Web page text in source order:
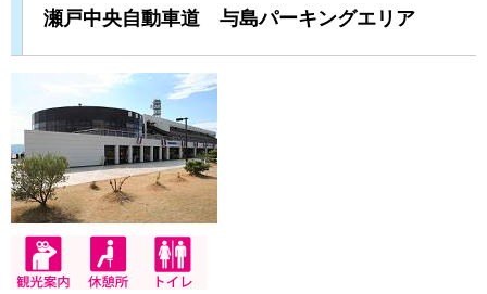
瀬戸中央自動車道 与島パーキングエリア